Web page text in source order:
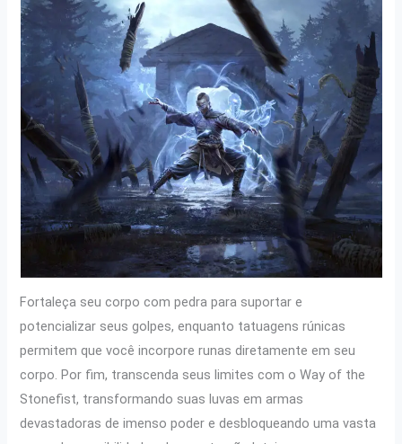
Fortaleça seu corpo com pedra para suportar e
potencializar seus golpes, enquanto tatuagens rúnicas
permitem que você incorpore runas diretamente em seu
corpo. Por fim, transcenda seus limites com o Way of the
Stonefist, transformando suas luvas em armas
devastadoras de imenso poder e desbloqueando uma vasta